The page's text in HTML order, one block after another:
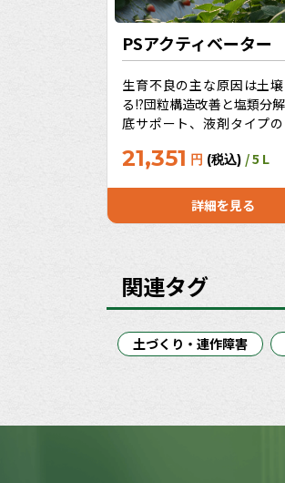
PSアクティベーター
生育不良の主な原因は土
る!?団粒構造改善と塩類分
底サポート、液剤タイプの
に続けられる土づくり！土
ローチ、ぐんぐん菌活！
てませんか？うれしいお
21,351 円 (税込) / 5 L
詳細を見る
関連タグ
土づくり・連作障害